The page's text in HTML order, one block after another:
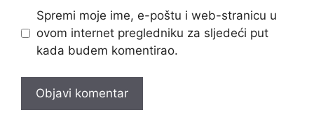
Spremi moje ime, e-poštu i web-stranicu u
ovom internet pregledniku za sljedeći put
kada budem komentirao.